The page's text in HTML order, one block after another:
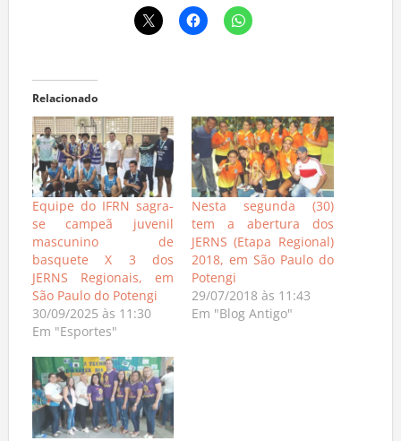
Relacionado
Equipe do IFRN sagra-
se campeã juvenil
mascunino de
basquete X 3 dos
JERNS Regionais, em
São Paulo do Potengi
30/09/2025 às 11:30
Em "Esportes"
Nesta segunda (30)
tem a abertura dos
JERNS (Etapa Regional)
2018, em São Paulo do
Potengi
29/07/2018 às 11:43
Em "Blog Antigo"